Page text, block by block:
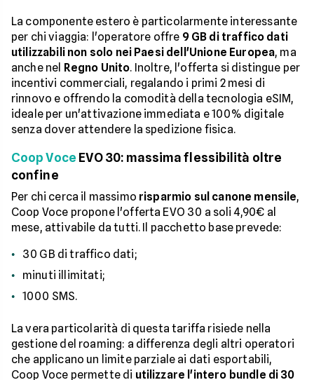
La componente estero è particolarmente interessante
per chi viaggia: l'operatore offre 9 GB di traffico dati
utilizzabili non solo nei Paesi dell'Unione Europea, ma
anche nel Regno Unito. Inoltre, l'offerta si distingue per
incentivi commerciali, regalando i primi 2 mesi di
rinnovo e offrendo la comodità della tecnologia eSIM,
ideale per un'attivazione immediata e 100% digitale
senza dover attendere la spedizione fisica.
Coop Voce EVO 30: massima flessibilità oltre
confine
Per chi cerca il massimo risparmio sul canone mensile,
Coop Voce propone l'offerta EVO 30 a soli 4,90€ al
mese, attivabile da tutti. Il pacchetto base prevede:
30 GB di traffico dati;
minuti illimitati;
1000 SMS.
La vera particolarità di questa tariffa risiede nella
gestione del roaming: a differenza degli altri operatori
che applicano un limite parziale ai dati esportabili,
Coop Voce permette di utilizzare l'intero bundle di 30